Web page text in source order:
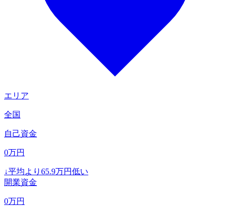
エリア
全国
自己資金
0万円
↓平均より 65.9万円低い
開業資金
0万円